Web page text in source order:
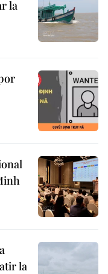
la
la